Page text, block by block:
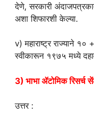
देणे, सरकारी
अशा शिफारशी केल्या.
v) महाराष्ट्र राज्याने
स्वीकारून १९७५ मध्ये
3) भाभा ॲटोमिक रिसर्च
उत्तर :